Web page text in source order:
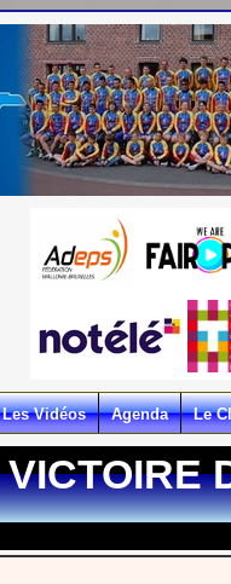
Les Vidéos Agenda Le
VICTOIRE